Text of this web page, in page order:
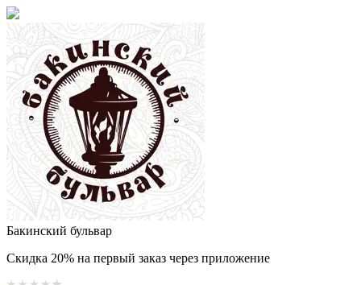
Бакинский бульвар
Скидка 20% на первый заказ через приложение